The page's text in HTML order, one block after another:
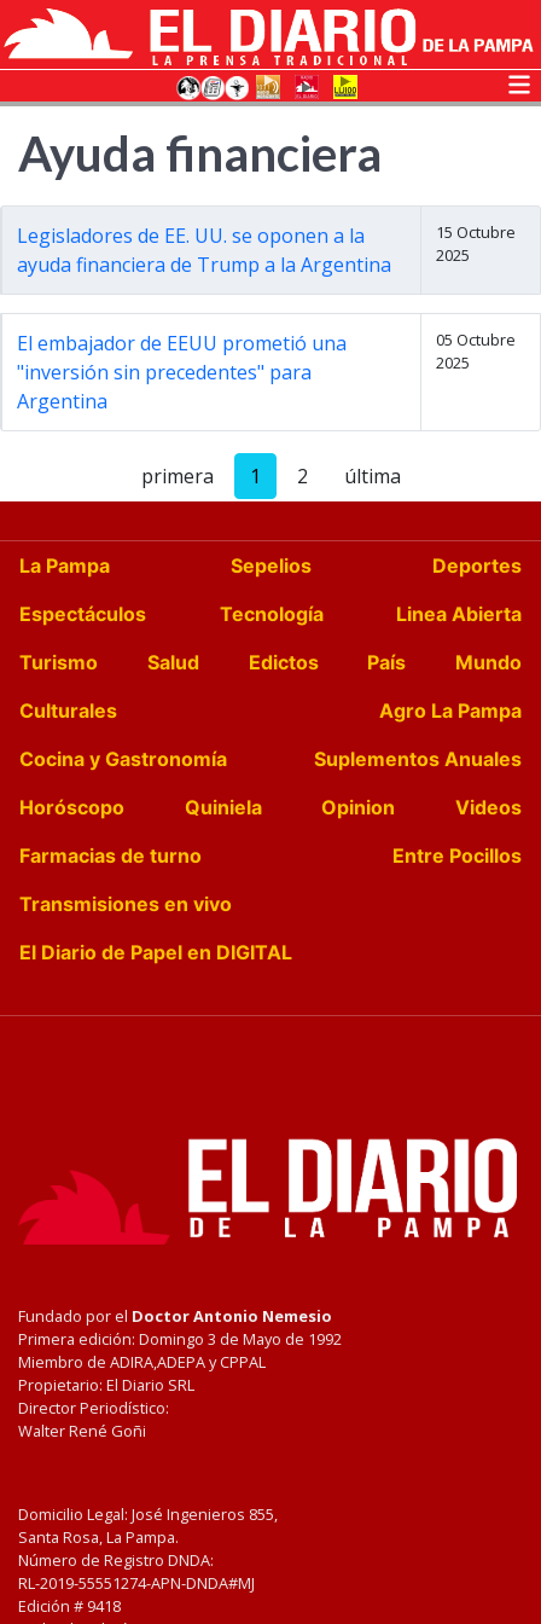
Ayuda financiera
Legisladores de EE. UU. se oponen a la
ayuda financiera de Trump a la Argentina
15 Octubre
2025
El embajador de EEUU prometió una
"inversión sin precedentes" para
Argentina
05 Octubre
2025
primera 1 2 última
La Pampa Sepelios
Deportes
Espectáculos
Tecnología
Linea Abierta
Turismo
Salud Edictos País
Mundo
Culturales
Agro La Pampa
Cocina y Gastronomía
Suplementos Anuales
Horóscopo
Quiniela Opinion
Videos
Farmacias de turno
Entre Pocillos
Transmisiones en vivo
El Diario de Papel en DIGITAL
Fundado por el Doctor Antonio Nemesio
Primera edición: Domingo 3 de Mayo de 1992
Miembro de ADIRA,ADEPA y CPPAL
Propietario: El Diario SRL
Director Periodístico:
Walter René Goñi
Domicilio Legal: José Ingenieros 855,
Santa Rosa, La Pampa.
Número de Registro DNDA:
RL-2019-55551274-APN-DNDA#MJ
Edición # 9418